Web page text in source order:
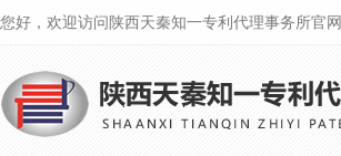
您好，欢迎访问陕西天秦知一专利代理事务所官网